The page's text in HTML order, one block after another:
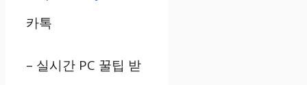
카톡
– 실시간 PC 꿀팁 받